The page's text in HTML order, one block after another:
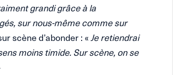
grandi grâce à la
sur nous-même comme sur
scène d’abonder : «Je retiendrai
moins timide. Sur scène, on se